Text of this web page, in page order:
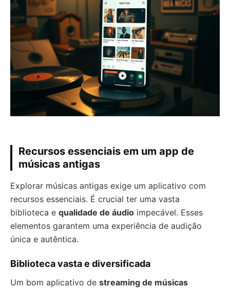
Recursos essenciais em um app de
músicas antigas
Explorar músicas antigas exige um aplicativo com
recursos essenciais. É crucial ter uma vasta
biblioteca e qualidade de áudio impecável. Esses
elementos garantem uma experiência de audição
única e autêntica.
Biblioteca vasta e diversificada
Um bom aplicativo de streaming de músicas